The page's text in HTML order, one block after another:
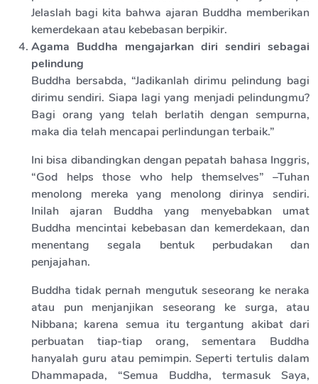
Jelaslah bagi kita bahwa ajaran Buddha memberikan
kemerdekaan atau kebebasan berpikir.
Agama Buddha mengajarkan diri sendiri sebagai
pelindung
Buddha bersabda, “Jadikanlah dirimu pelindung bagi
dirimu sendiri. Siapa lagi yang menjadi pelindungmu?
Bagi orang yang telah berlatih dengan sempurna,
maka dia telah mencapai perlindungan terbaik.”
Ini bisa dibandingkan dengan pepatah bahasa Inggris,
“God helps those who help themselves” –Tuhan
menolong mereka yang menolong dirinya sendiri.
Inilah ajaran Buddha yang menyebabkan umat
Buddha mencintai kebebasan dan kemerdekaan, dan
menentang segala bentuk perbudakan dan
penjajahan.
Buddha tidak pernah mengutuk seseorang ke neraka
atau pun menjanjikan seseorang ke surga, atau
Nibbana; karena semua itu tergantung akibat dari
perbuatan tiap-tiap orang, sementara Buddha
hanyalah guru atau pemimpin. Seperti tertulis dalam
Dhammapada, “Semua Buddha, termasuk Saya,